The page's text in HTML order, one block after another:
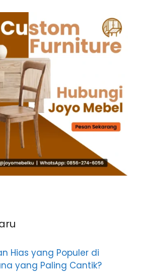
Hias yang Populer di
yang Paling Cantik?